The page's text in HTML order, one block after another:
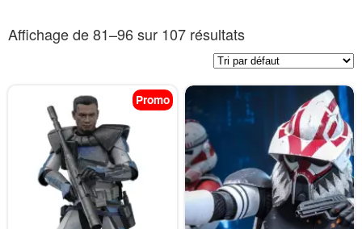
Affichage de 81–96 sur 107 résultats
Promo